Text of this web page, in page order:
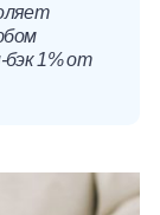
1% от